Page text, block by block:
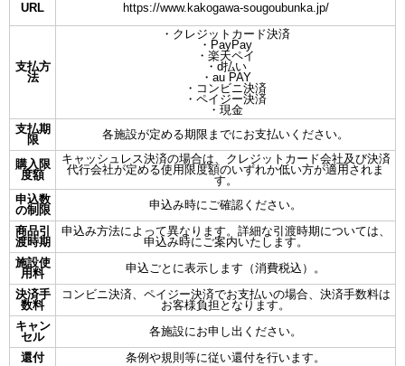
URL https://www.kakogawa-sougoubunka.jp/
支払方
法
・クレジットカード決済
・PayPay
・楽天ペイ
・d払い
・au PAY
・コンビニ決済
・ペイジー決済
・現金
支払期
限
各施設が定める期限までにお支払いください。
購入限
度額
キャッシュレス決済の場合は、クレジットカード会社及び決済
代行会社が定める使用限度額のいずれか低い方が適用されま
す。
申込数
の制限
申込み時にご確認ください。
商品引
渡時期
申込み方法によって異なります。詳細な引渡時期については、
申込み時にご案内いたします。
施設使
用料
申込ごとに表示します（消費税込）。
決済手
数料
コンビニ決済、ペイジー決済でお支払いの場合、決済手数料は
お客様負担となります。
キャン
セル
各施設にお申し出ください。
還付
条例や規則等に従い還付を行います。